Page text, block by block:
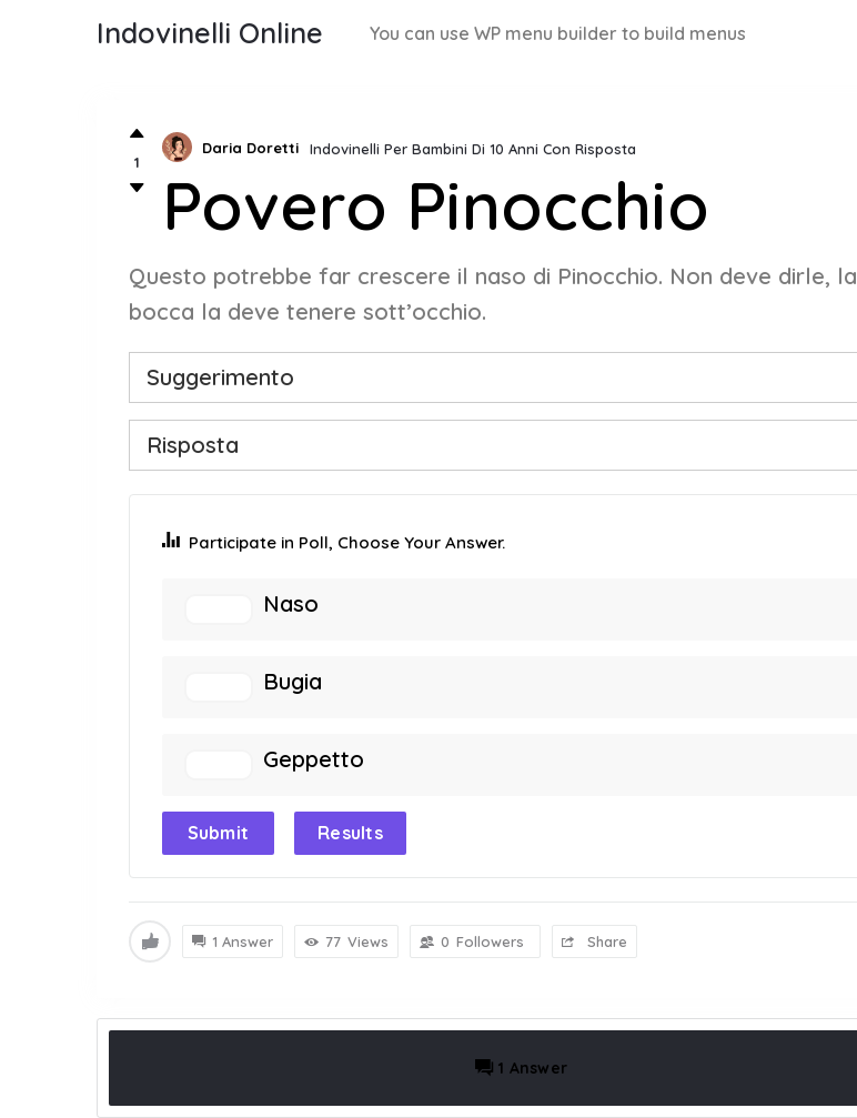
Indovinelli Online You can use WP menu builder to build menus
1
Daria Doretti Indovinelli Per Bambini Di 10 Anni Con Risposta
Povero Pinocchio
Questo potrebbe far crescere il naso di Pinocchio. Non deve dirle, la
bocca la deve tenere sott’occhio.
Suggerimento
Risposta
Participate in Poll, Choose Your Answer.
Naso
Bugia
Geppetto
Submit Results
1 Answer 77 Views 0 Followers Share
1 Answer